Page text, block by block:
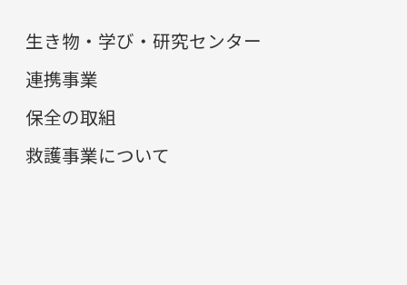
生き物・学び・研究センター
連携事業
保全の取組
救護事業について